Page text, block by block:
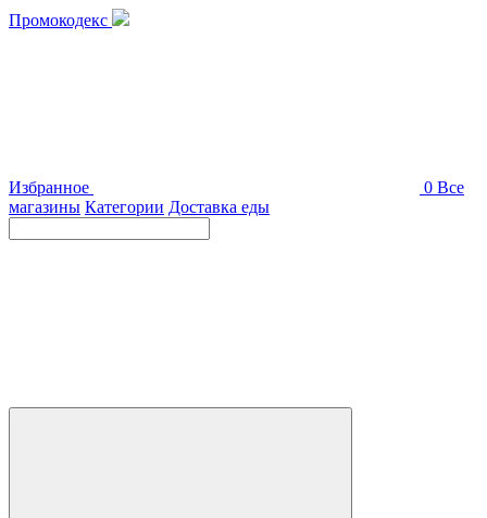
Промокодекс
Избранное 0 Все
магазины Категории Доставка еды